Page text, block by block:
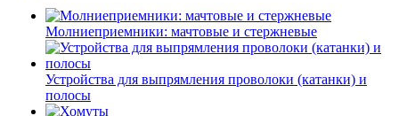
Молниеприемники: мачтовые и стержневые
Устройства для выпрямления проволоки (катанки) и
полосы